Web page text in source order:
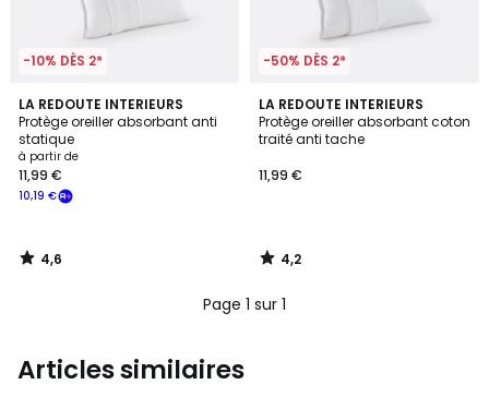
-10% DÈS 2*
LA REDOUTE INTERIEURS
Protège oreiller absorbant anti
statique
à partir de
10,19 €
11,99 €
4,6
/ 5
4,6
/
-50% DÈS 2*
LA REDOUTE INTERIEURS
Protège oreiller absorbant coton
traité anti tache
11,99 €
4,2
/ 5
4,2
/
Page 1 sur 1
Articles similaires